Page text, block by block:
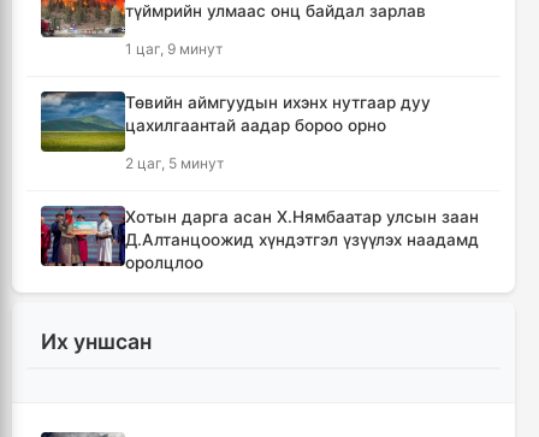
түймрийн улмаас онц байдал зарлав
1 цаг, 9 минут
Төвийн аймгуудын ихэнх нутгаар дуу
цахилгаантай аадар бороо орно
2 цаг, 5 минут
Хотын дарга асан Х.Нямбаатар улсын заан
Д.Алтанцоожид хүндэтгэл үзүүлэх наадамд
оролцлоо
🔴Улсын ахлах засуул Т.Хэнбатад
Их уншсан